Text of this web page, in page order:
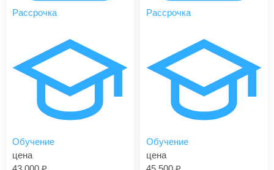
Рассрочка
Обучение
цена
Рассрочка
Обучение
цена